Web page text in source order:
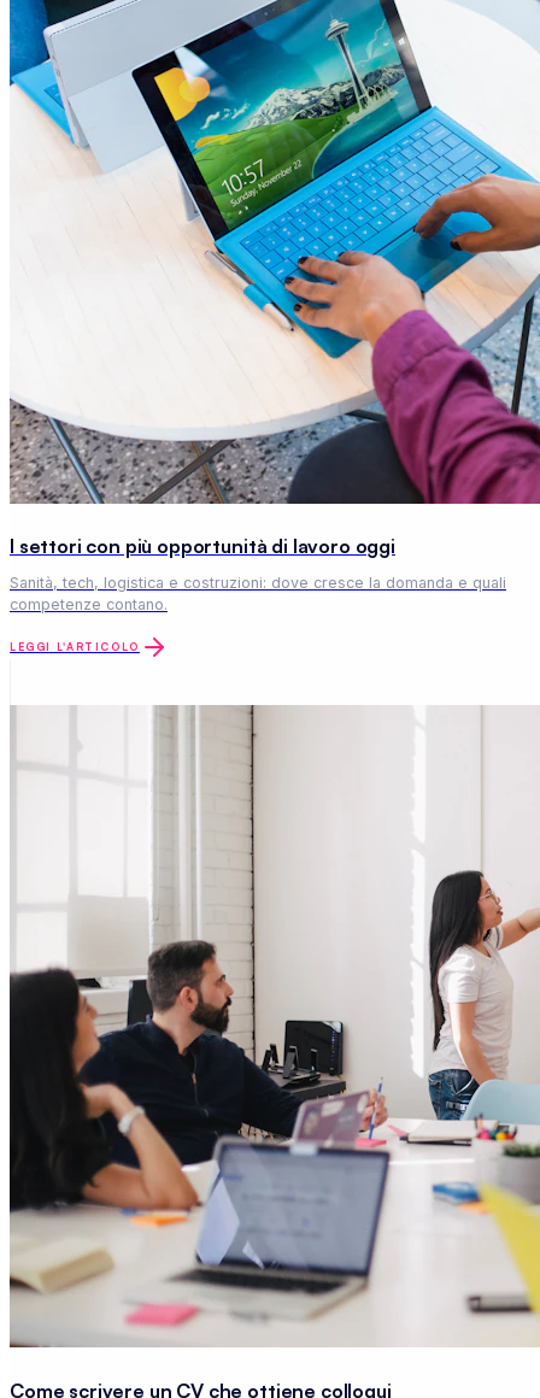
I settori con più opportunità di lavoro oggi
Sanità, tech, logistica e costruzioni: dove cresce la domanda e quali
competenze contano.
LEGGI L'ARTICOLO
Come scrivere un CV che ottiene colloqui